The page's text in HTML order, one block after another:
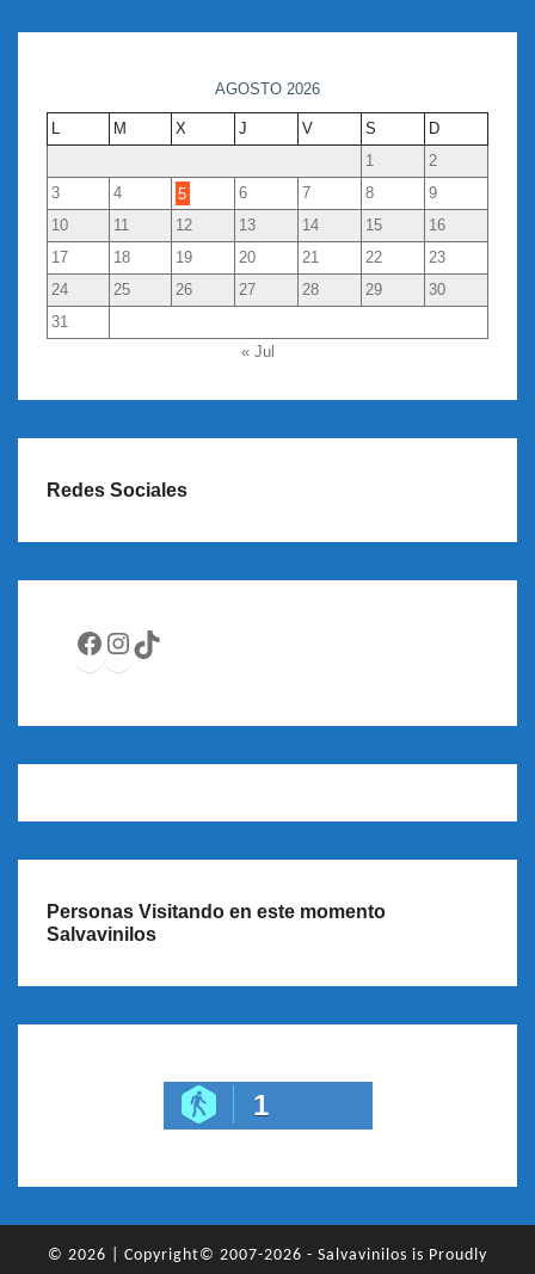
AGOSTO 2026
L M X J V S
D
1
2
3
4 5 6 7 8
9
10
11 12 13 14 15
16
17
18 19 20 21 22
23
24
25 26 27 28 29
30
31
« Jul
Redes Sociales
Facebook
Instagram
TikTok
Personas Visitando en este momento
Salvavinilos
1
© 2026 Copyright© 2007-2026 - Salvavinilos is Proudly